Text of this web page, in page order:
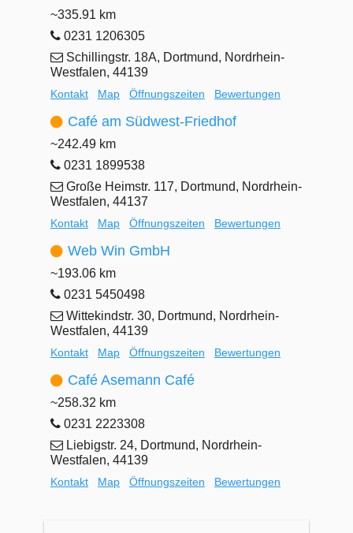
~335.91 km
0231 1206305
Schillingstr. 18A, Dortmund, Nordrhein-
Westfalen, 44139
Kontakt Map Öffnungszeiten Bewertungen
Café am Südwest-Friedhof
~242.49 km
0231 1899538
Große Heimstr. 117, Dortmund, Nordrhein-
Westfalen, 44137
Kontakt Map Öffnungszeiten Bewertungen
Web Win GmbH
~193.06 km
0231 5450498
Wittekindstr. 30, Dortmund, Nordrhein-
Westfalen, 44139
Kontakt Map Öffnungszeiten Bewertungen
Café Asemann Café
~258.32 km
0231 2223308
Liebigstr. 24, Dortmund, Nordrhein-
Westfalen, 44139
Kontakt Map Öffnungszeiten Bewertungen